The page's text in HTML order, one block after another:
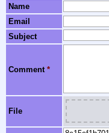
Name
Email
Subject
Comment *
File